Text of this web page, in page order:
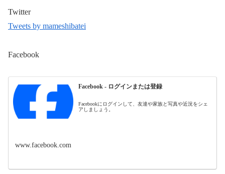
Twitter
Tweets by mameshibatei
Facebook
Facebook - ログインまたは登録
Facebookにログインして、友達や家族と写真や近況をシェ
アしましょう。
www.facebook.com